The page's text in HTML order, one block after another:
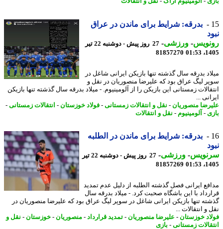
بدرقه: شرایط برای ماندن در عراق
-ورزشی-
27 روز پیش - دوشنبه 22 تیر
81857270
بدرقه سال گذشته تنها بازیکن ایرانی شاغل در
لیگ عراق بود که علیرضا منصوریان در نقل و
زمستانی این بازیکن را از آلومینیوم. - میلاد بدرقه سال گذشته تنها بازیکن
...
منصوریان-نقل و انتقالات زمستانی-فولاد خوزستان-انتقالات زمستانی-
- آلومینیوم-نقل و انتقالات
بدرقه: شرایط برای ماندن در الطلبه
-ورزشی-
27 روز پیش - دوشنبه 22 تیر
81857269
ایرانی فصل گذشته الطلبه از دلیل عدم تمدید
با این باشگاه صحبت کرد. - میلاد بدرقه سال
تنها بازیکن ایرانی شاغل در سوپر لیگ عراق بود که علیرضا منصوریان در
و انتقالات ...
خوزستان-علیرضا منصوریان-تمدید قرارداد -منصوریان-خوزستان-نقل و
زمستانی-بازی